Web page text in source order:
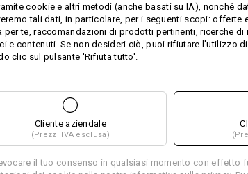
!!! Articolo
di più
Attraverso
esterne si
dei
Short e.s.​motion 2020 Short
Stesse caratteristiche: Stesse
cookie e altri metodi (anche basati su IA), nonché
tali dati, in particolare, per i seguenti scopi: offerte
per te, raccomandazioni di prodotti pertinenti, ricerche di
e contenuti. Se non desideri ciò, puoi rifiutare l'utilizzo
clic sul pulsante 'Rifiuta tutto'.
Cliente aziendale
(Prezzi IVA esclusa)
il tuo consenso in qualsiasi momento con effetto